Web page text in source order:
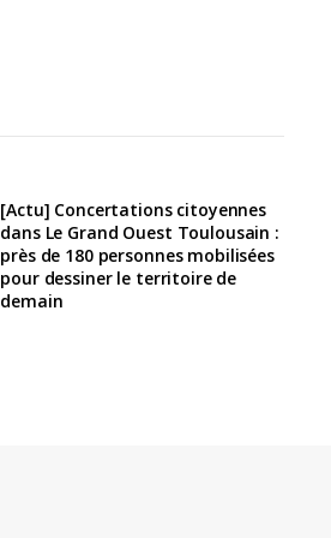
[Actu] Concertations citoyennes
dans Le Grand Ouest Toulousain :
près de 180 personnes mobilisées
pour dessiner le territoire de
demain